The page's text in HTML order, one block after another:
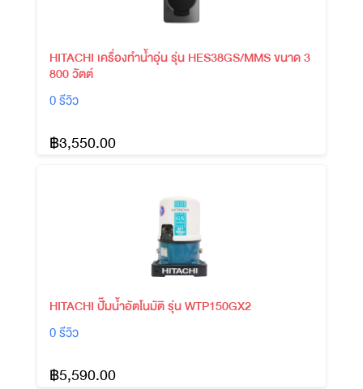
HITACHI เครื่องทำน้ำอุ่น รุ่น HES38GS/MMS ขนาด 3
800 วัตต์
0 รีวิว
฿3,550.00
HITACHI ปั๊มน้ำอัตโนมัติ รุ่น WTP150GX2
0 รีวิว
฿5,590.00